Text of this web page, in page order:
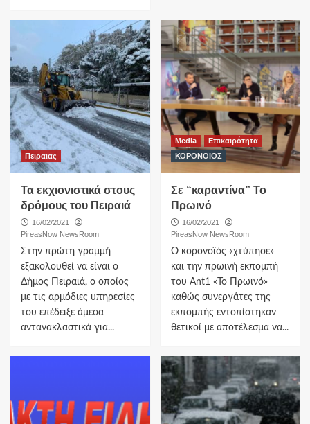
Πειραιας
Τα εκχιονιστικά στους
δρόμους του Πειραιά
16/02/2021
PireasNow NewsRoom
Στην πρώτη γραμμή
εξακολουθεί να είναι ο
Δήμος Πειραιά, ο οποίος
με τις αρμόδιες υπηρεσίες
του επέδειξε άμεσα
αντανακλαστικά για...
Media
Επικαιρότητα
ΚΟΡΟΝΟΪΟΣ
Σε “καραντίνα” Το
Πρωινό
16/02/2021
PireasNow NewsRoom
Ο κορονοϊός «χτύπησε»
και την πρωινή εκπομπή
του Ant1 «Το Πρωινό»
καθώς συνεργάτες της
εκπομπής εντοπίστηκαν
θετικοί με αποτέλεσμα να...